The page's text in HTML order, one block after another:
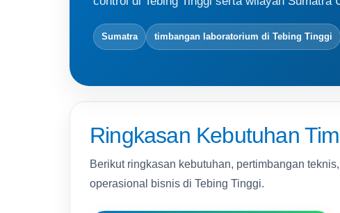
Sumatra timbangan laboratorium di Tebing Tinggi
Ringkasan Kebutuhan
Berikut ringkasan kebutuhan, pertimbangan
operasional bisnis di Tebing Tinggi.